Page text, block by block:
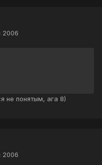
2006
не понятым, ага 8)
2006